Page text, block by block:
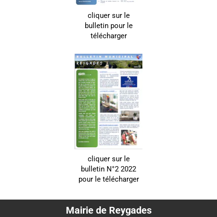
cliquer sur le
bulletin pour le
télécharger
cliquer sur le
bulletin N°2 2022
pour le télécharger
Mairie de Reygades